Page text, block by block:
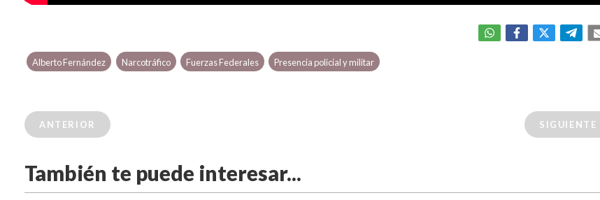
Alberto Fernández Narcotráfico Fuerzas Federales Presencia policial y militar
ANTERIOR SIGUIENTE
También te puede interesar...